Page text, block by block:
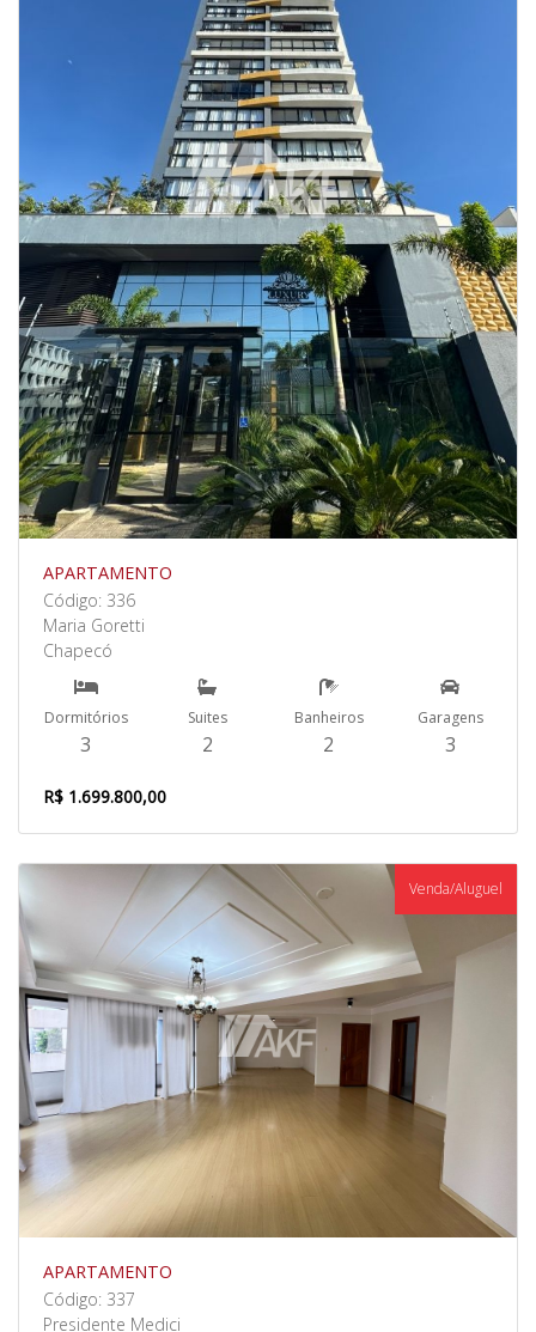
APARTAMENTO
Código: 336
Maria Goretti
Chapecó
Dormitórios
3
Suites
2
Banheiros
2
Garagens
3
R$ 1.699.800,00
Venda/Aluguel
APARTAMENTO
Código: 337
Presidente Medici